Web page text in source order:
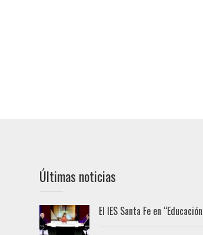
Últimas noticias
El IES Santa Fe en